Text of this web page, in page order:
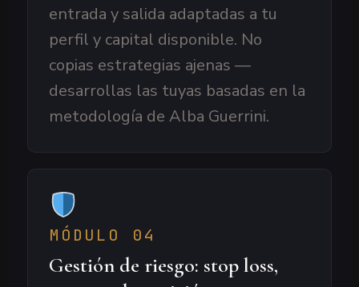
entrada y salida adaptadas a tu
perfil y capital disponible. No
copias estrategias ajenas —
desarrollas las tuyas basadas en la
metodología de Alba Guerrini.
MÓDULO 04
Gestión de riesgo: stop loss,